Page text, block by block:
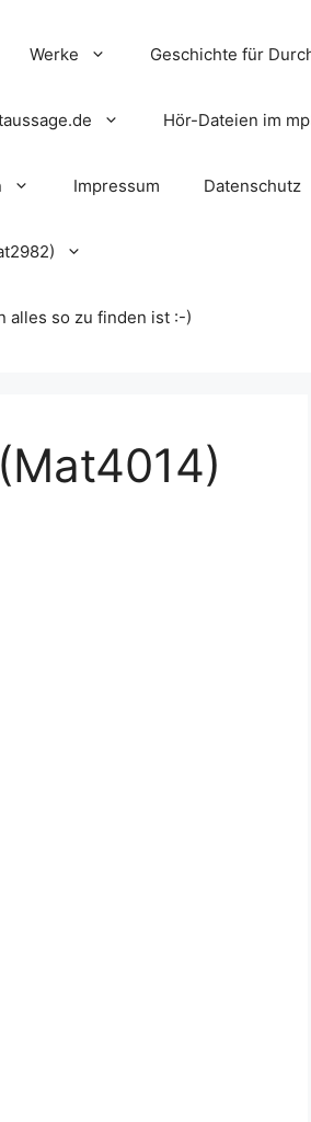
Werke Geschichte für
Hör-Dateien im
Impressum Datenschutz
alles so zu finden ist :-)